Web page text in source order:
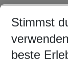
Quicklinks
Flug &
Stimmst
beste